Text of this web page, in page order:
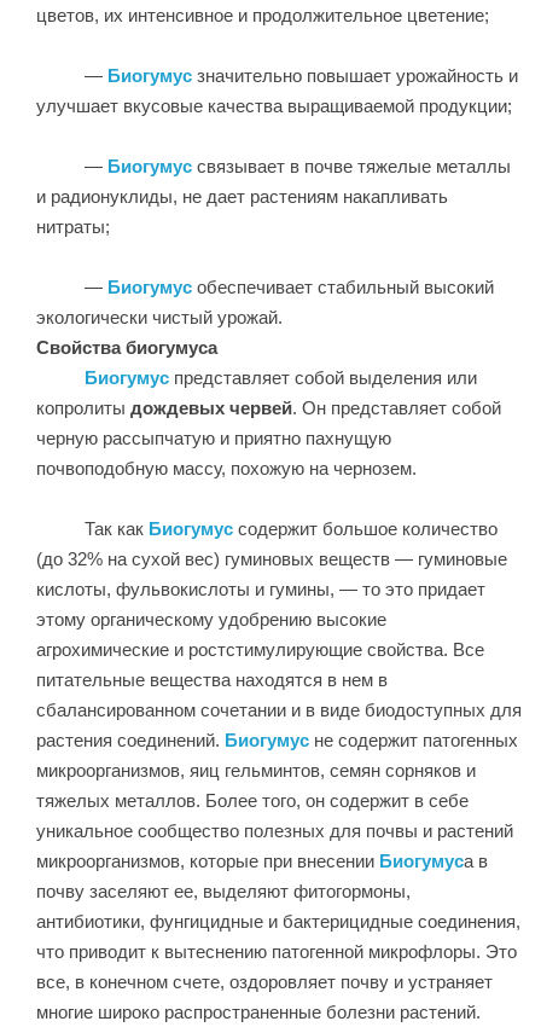
цветов, их интенсивное и продолжительное цветение;
— Биогумус значительно повышает урожайность и
улучшает вкусовые качества выращиваемой продукции;
— Биогумус связывает в почве тяжелые металлы
и радионуклиды, не дает растениям накапливать
нитраты;
— Биогумус обеспечивает стабильный высокий
экологически чистый урожай.
Свойства биогумуса
Биогумус представляет собой выделения или
копролиты дождевых червей. Он представляет собой
черную рассыпчатую и приятно пахнущую
почвоподобную массу, похожую на чернозем.
Так как Биогумус содержит большое количество
(до 32% на сухой вес) гуминовых веществ — гуминовые
кислоты, фульвокислоты и гумины, — то это придает
этому органическому удобрению высокие
агрохимические и ростстимулирующие свойства. Все
питательные вещества находятся в нем в
сбалансированном сочетании и в виде биодоступных для
растения соединений. Биогумус не содержит патогенных
микроорганизмов, яиц гельминтов, семян сорняков и
тяжелых металлов. Более того, он содержит в себе
уникальное сообщество полезных для почвы и растений
микроорганизмов, которые при внесении Биогумуса в
почву заселяют ее, выделяют фитогормоны,
антибиотики, фунгицидные и бактерицидные соединения,
что приводит к вытеснению патогенной микрофлоры. Это
все, в конечном счете, оздоровляет почву и устраняет
многие широко распространенные болезни растений.